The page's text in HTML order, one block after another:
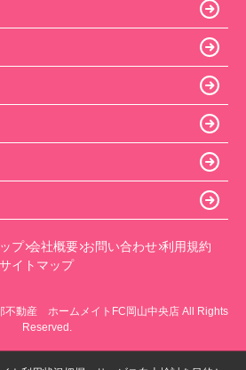
プ 会社概要 お問い合わせ 利用規約
サイトマップ
不動産 ホームメイトFC岡山中央店 All Rights
Reserved.